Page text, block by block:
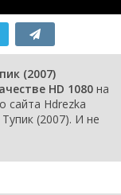
(2007)
HD 1080 на
сайта Hdrezka
(2007). И не